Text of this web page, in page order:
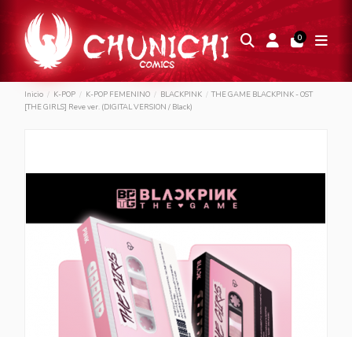
0
Inicio K-POP K-POP FEMENINO BLACKPINK
THE GAME BLACKPINK - OST
[THE GIRLS] Reve ver. (DIGITAL VERSION / Black)